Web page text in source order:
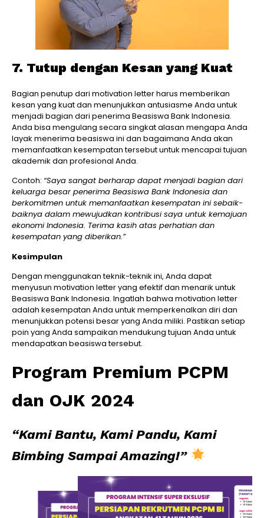
7. Tutup dengan Kesan yang Kuat
Bagian penutup dari motivation letter harus memberikan
kesan yang kuat dan menunjukkan antusiasme Anda untuk
menjadi bagian dari penerima Beasiswa Bank Indonesia.
Anda bisa mengulang secara singkat alasan mengapa Anda
layak menerima beasiswa ini dan bagaimana Anda akan
memanfaatkan kesempatan tersebut untuk mencapai tujuan
akademik dan profesional Anda.
Contoh: “Saya sangat berharap dapat menjadi bagian dari
keluarga besar penerima Beasiswa Bank Indonesia dan
berkomitmen untuk memanfaatkan kesempatan ini sebaik-
baiknya dalam mewujudkan kontribusi saya untuk kemajuan
ekonomi Indonesia. Terima kasih atas perhatian dan
kesempatan yang diberikan.”
Kesimpulan
Dengan menggunakan teknik-teknik ini, Anda dapat
menyusun motivation letter yang efektif dan menarik untuk
Beasiswa Bank Indonesia. Ingatlah bahwa motivation letter
adalah kesempatan Anda untuk memperkenalkan diri dan
menunjukkan potensi besar yang Anda miliki. Pastikan setiap
poin yang Anda sampaikan mendukung tujuan Anda untuk
mendapatkan beasiswa tersebut.
Program Premium PCPM
dan OJK 2024
“Kami Bantu, Kami Pandu, Kami
Bimbing Sampai Amazing!”